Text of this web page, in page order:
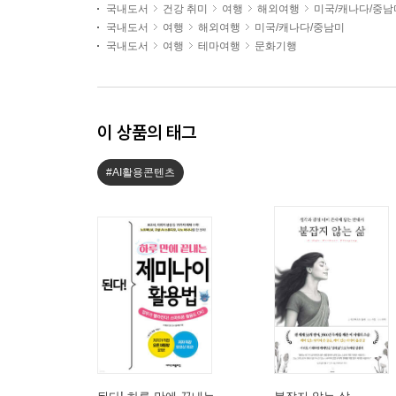
국내도서 건강 취미 여행 해외여행
미국/캐나다/중남
국내도서
여행 해외여행
미국/캐나다/중남미
국내도서
여행 테마여행 문화기행
이 상품의 태그
#AI활용콘텐츠